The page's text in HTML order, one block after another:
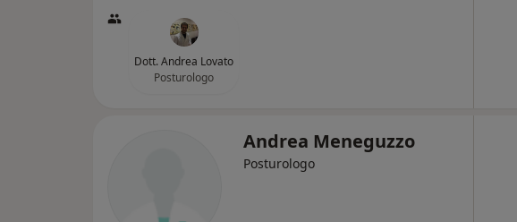
Dott. Andrea Lovato
Posturologo
Andrea Meneguzzo
Posturologo